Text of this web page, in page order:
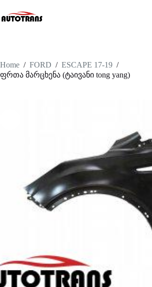
Home / FORD / ESCAPE 17-19 /
ფრთა მარცხენა (ტაივანი tong yang)